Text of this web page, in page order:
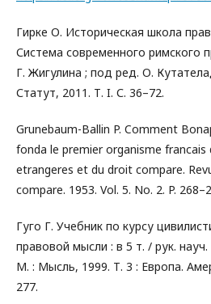
Гирке О. Историческая школа
Система современного римского
Г. Жигулина ; под ред. О.
Статут, 2011. Т. I. С. 36–72.
Grunebaum-Ballin P. Comment
fonda le premier organisme francais
etrangeres et du droit compare.
compare. 1953. Vol. 5. No. 2. P.
Гуго Г. Учебник по курсу
правовой мысли : в 5 т. / рук.
М. : Мысль, 1999. Т. 3 : Европа.
277.